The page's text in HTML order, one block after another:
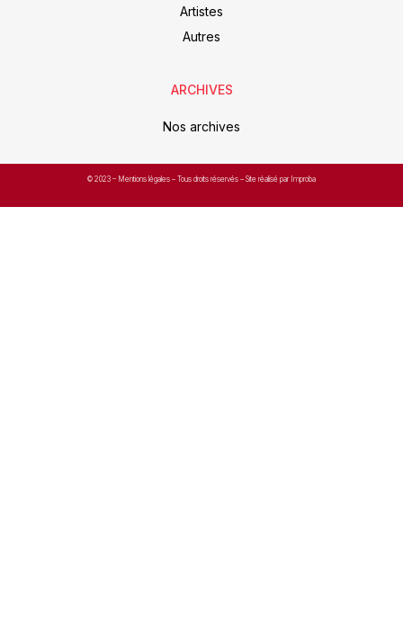
Artistes
Autres
ARCHIVES
Nos archives
© 2023 – Mentions légales – Tous droits réservés – Site réalisé par Improba